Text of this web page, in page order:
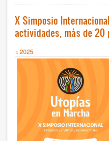
Tatiana de Barelli y Philippe
Tomás Hirsch
Vito Correddu
Listado de los Simposios
Simposio 2025
CMEH:
Utopías
en
marcha
desde
ecología
social,
economía,
la
crisis
ecológica
y
climática
X Simposio
actividades, más de 20
Year
2025